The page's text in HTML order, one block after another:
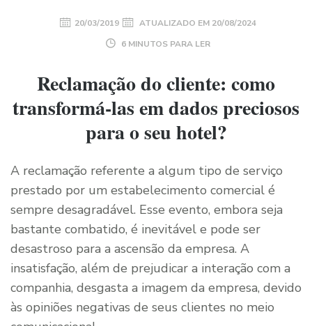
20/03/2019 ATUALIZADO EM 20/08/2024
6 MINUTOS PARA LER
Reclamação do cliente: como
transformá-las em dados preciosos
para o seu hotel?
A reclamação referente a algum tipo de serviço
prestado por um estabelecimento comercial é
sempre desagradável. Esse evento, embora seja
bastante combatido, é inevitável e pode ser
desastroso para a ascensão da empresa. A
insatisfação, além de prejudicar a interação com a
companhia, desgasta a imagem da empresa, devido
às opiniões negativas de seus clientes no meio